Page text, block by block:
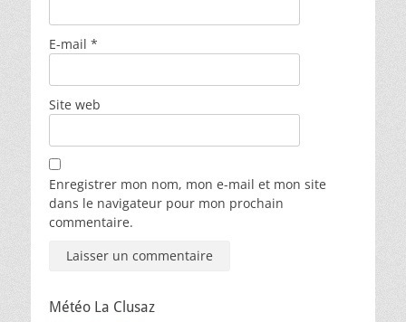
E-mail *
Site web
Enregistrer mon nom, mon e-mail et mon site
dans le navigateur pour mon prochain
commentaire.
Météo La Clusaz